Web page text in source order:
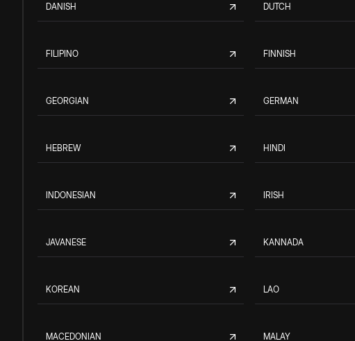
DANISH DUTCH
FILIPINO FINNISH
GEORGIAN GERMAN
HEBREW HINDI
INDONESIAN IRISH
JAVANESE KANNADA
KOREAN LAO
MACEDONIAN MALAY